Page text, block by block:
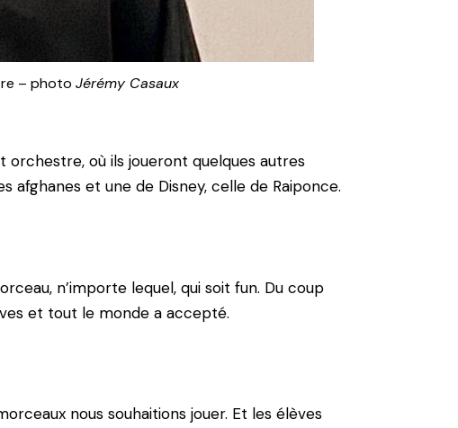
– photo Jérémy Casaux
orchestre, où ils joueront quelques autres
afghanes et une de Disney, celle de Raiponce.
n’importe lequel, qui soit fun. Du coup
et tout le monde a accepté.
nous souhaitions jouer. Et les élèves